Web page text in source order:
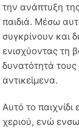
την ανάπτυξη
παιδιά. Μέσω
συγκρίνουν και
ενισχύοντας τη
δυνατότητά τους
αντικείμενα.
Αυτό το
χεριού, ενώ